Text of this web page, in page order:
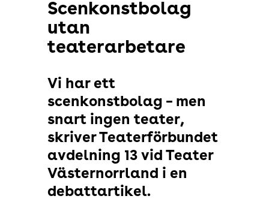
Scenkonstbolag
utan
teaterarbetare
Vi har ett
scenkonstbolag – men
snart ingen teater,
skriver Teaterförbundet
avdelning 13 vid Teater
Västernorrland i en
debattartikel.